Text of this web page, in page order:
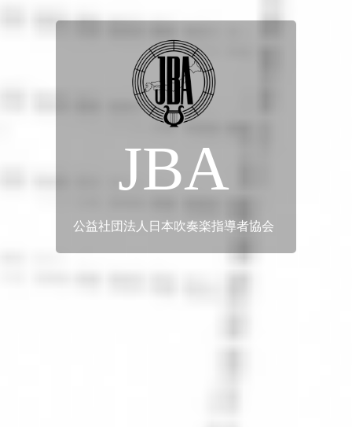
JBA
公益社団法人日本吹奏楽指導者協会